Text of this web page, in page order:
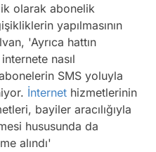
olarak abonelik
yapılmasının
'Ayrıca hattın
nasıl
SMS yoluyla
İnternet hizmetlerinin
bayiler aracılığıyla
hususunda da
alındı'